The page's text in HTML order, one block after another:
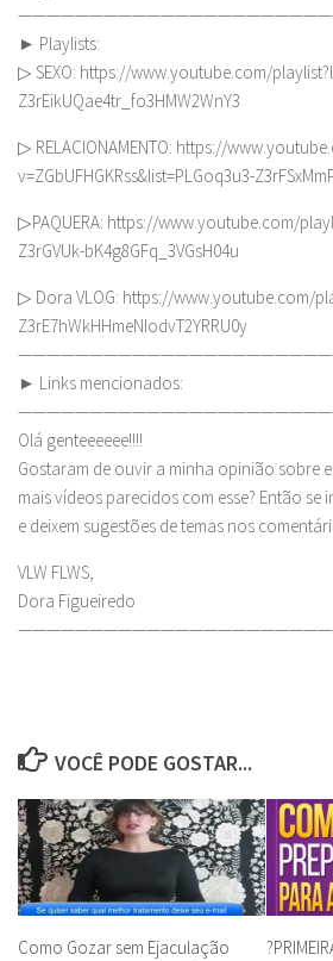
► Playlists:
▷ SEXO: https://www.youtube.com/
Z3rEikUQae4tr_fo3HMW2WnY3
▷ RELACIONAMENTO: https://
v=ZGbUFHGKRss&list=PLGoq3u3-
▷PAQUERA: https://www.youtube.com/
Z3rGVUk-bK4g8GFq_3VGsH04u
▷ Dora VLOG: https://www.youtube.com/
Z3rE7hWkHHmeNIodvT2YRRU0y
► Links mencionados:
Olá genteeeeee!!!!
Gostaram de ouvir a minha opinião sobre
mais vídeos parecidos com esse? Então se
e deixem sugestões de temas nos
VLW FLWS,
Dora Figueiredo
VOCÊ PODE GOSTAR...
Como Gozar sem Ejaculação